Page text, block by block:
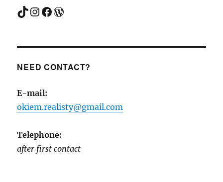
TikTok
Instagram
Facebook
WordPress
NEED CONTACT?
E-mail:
okiem.realisty@gmail.com
Telephone:
after first contact